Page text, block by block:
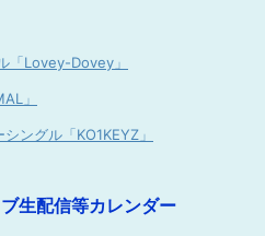
「Lovey-Dovey」
」
ングル「KO1KEYZ」
生配信等カレンダー